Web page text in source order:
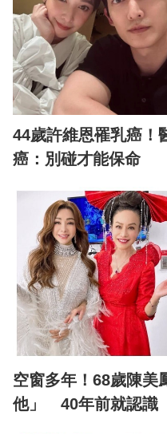
44歲許維恩罹乳癌！
癌：別碰才能保命
空窗多年！68歲陳美
他」 40年前就認識